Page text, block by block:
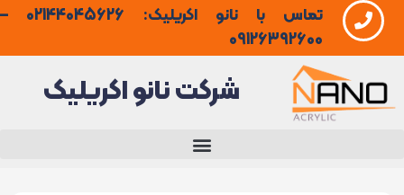
رفتن
به
محتوا
تماس با نانو اکریلیک: 02144045626 –
09126392600
شرکت نانو اکریلیک